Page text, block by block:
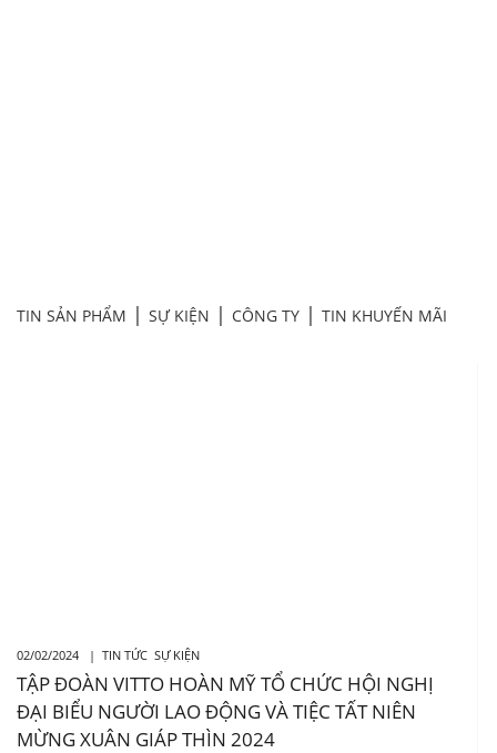
TIN SẢN PHẨM SỰ KIỆN CÔNG TY TIN KHUYẾN MÃI
02/02/2024 | TIN TỨC SỰ KIỆN
TẬP ĐOÀN VITTO HOÀN MỸ TỔ CHỨC HỘI NGHỊ
ĐẠI BIỂU NGƯỜI LAO ĐỘNG VÀ TIỆC TẤT NIÊN
MỪNG XUÂN GIÁP THÌN 2024